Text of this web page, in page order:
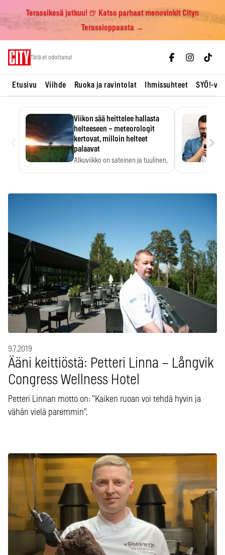
Terassikesä jatkuu! 🍺 Katso parhaat menovinkit Cityn
Terassioppaasta →
Tätä et odottanut
Etusivu Viihde Ruoka ja ravintolat Ihmissuhteet SYÖ!-
Viikon sää heittelee hallasta
helteeseen – meteorologit
kertovat, milloin helteet
palaavat
Alkuviikko on sateinen ja tuulinen,
›
9.7.2019
Ääni keittiöstä: Petteri Linna – Långvik
Congress Wellness Hotel
Petteri Linnan motto on: ”Kaiken ruoan voi tehdä hyvin ja
vähän vielä paremmin”.